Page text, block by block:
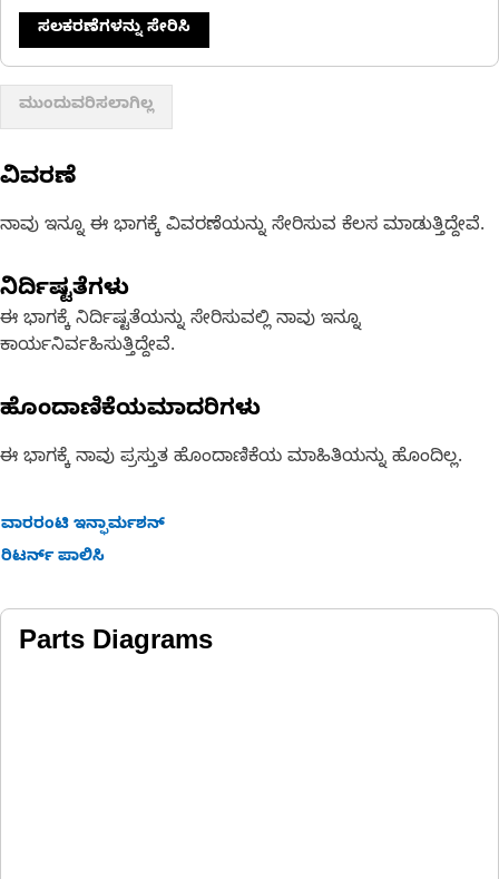
ಸಲಕರಣೆಗಳನ್ನು ಸೇರಿಸಿ
ಮುಂದುವರಿಸಲಾಗಿಲ್ಲ
ವಿವರಣೆ
ನಾವು ಇನ್ನೂ ಈ ಭಾಗಕ್ಕೆ ವಿವರಣೆಯನ್ನು ಸೇರಿಸುವ ಕೆಲಸ ಮಾಡುತ್ತಿದ್ದೇವೆ.
ನಿರ್ದಿಷ್ಟತೆಗಳು
ಈ ಭಾಗಕ್ಕೆ ನಿರ್ದಿಷ್ಟತೆಯನ್ನು ಸೇರಿಸುವಲ್ಲಿ ನಾವು ಇನ್ನೂ
ಕಾರ್ಯನಿರ್ವಹಿಸುತ್ತಿದ್ದೇವೆ.
ಹೊಂದಾಣಿಕೆಯಮಾದರಿಗಳು
ಈ ಭಾಗಕ್ಕೆ ನಾವು ಪ್ರಸ್ತುತ ಹೊಂದಾಣಿಕೆಯ ಮಾಹಿತಿಯನ್ನು ಹೊಂದಿಲ್ಲ.
ವಾರರಂಟಿ ಇನ್ಫಾರ್ಮಶನ್
ರಿಟರ್ನ್ ಪಾಲಿಸಿ
Parts Diagrams